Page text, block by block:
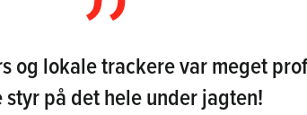
og lokale trackere var meget
styr på det hele under jagten!